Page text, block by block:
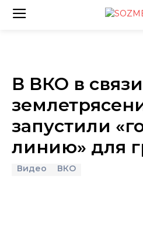
В ВКО в
запустили
линию» для
Видео ВКО